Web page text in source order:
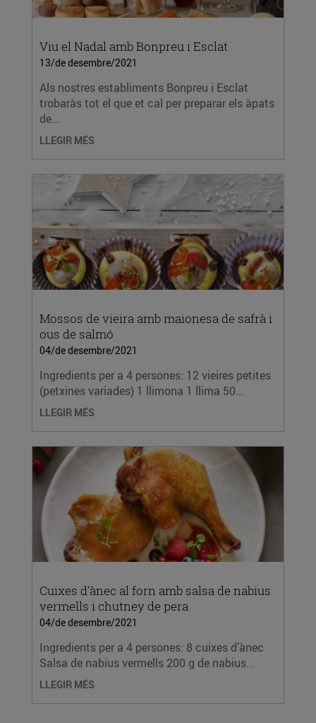
Viu el Nadal amb Bonpreu i Esclat
13/de desembre/2021
Als nostres establiments Bonpreu i Esclat
trobaràs tot el que et cal per preparar els àpats
de...
LLEGIR MÉS
Mossos de vieira amb maionesa de safrà i
ous de salmó
04/de desembre/2021
Ingredients per a 4 persones: 12 vieires petites
(petxines variades) 1 llimona 1 llima 50...
LLEGIR MÉS
Cuixes d’ànec al forn amb salsa de nabius
vermells i chutney de pera
04/de desembre/2021
Ingredients per a 4 persones: 8 cuixes d’ànec
Salsa de nabius vermells 200 g de nabius...
LLEGIR MÉS